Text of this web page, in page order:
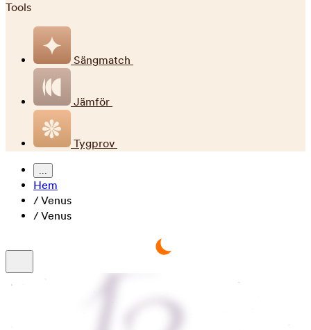
Tools
Sängmatch
Jämför
Tygprov
...
Hem
/Venus
/Venus